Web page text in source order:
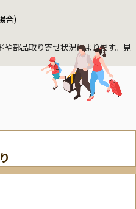
合)
部品取り寄せ状況によります。見